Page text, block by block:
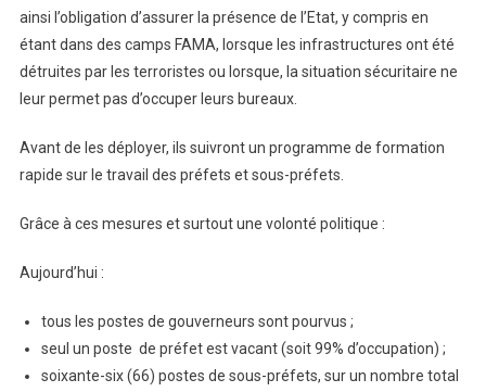
ainsi l’obligation d’assurer la présence de l’Etat, y compris en
étant dans des camps FAMA, lorsque les infrastructures ont été
détruites par les terroristes ou lorsque, la situation sécuritaire ne
leur permet pas d’occuper leurs bureaux.
Avant de les déployer, ils suivront un programme de formation
rapide sur le travail des préfets et sous-préfets.
Grâce à ces mesures et surtout une volonté politique :
Aujourd’hui :
tous les postes de gouverneurs sont pourvus ;
seul un poste de préfet est vacant (soit 99% d’occupation) ;
soixante-six (66) postes de sous-préfets, sur un nombre total